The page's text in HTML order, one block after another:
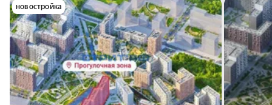
новостройка